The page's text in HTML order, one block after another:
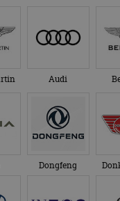
Audi
Dongfeng